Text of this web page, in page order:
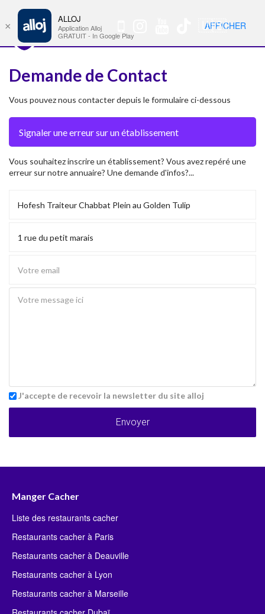
🇺🇸 Nav
Demande de Contact
Vous pouvez nous contacter depuis le formulaire ci-dessous
Vous souhaitez inscrire un établissement? Vous avez repéré une
erreur sur notre annuaire? Une demande d'infos?...
J'accepte de recevoir la newsletter du site alloj
Envoyer
Manger Cacher
Liste des restaurants cacher
Restaurants cacher à Paris
Restaurants cacher à Deauville
Restaurants cacher à Lyon
Restaurants cacher à Marseille
×
ALLOJ
Application Alloj
GRATUIT - In Google Play
AFFICHER